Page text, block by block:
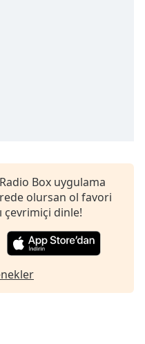
Box uygulama
olursan ol favori
çevrimiçi dinle!